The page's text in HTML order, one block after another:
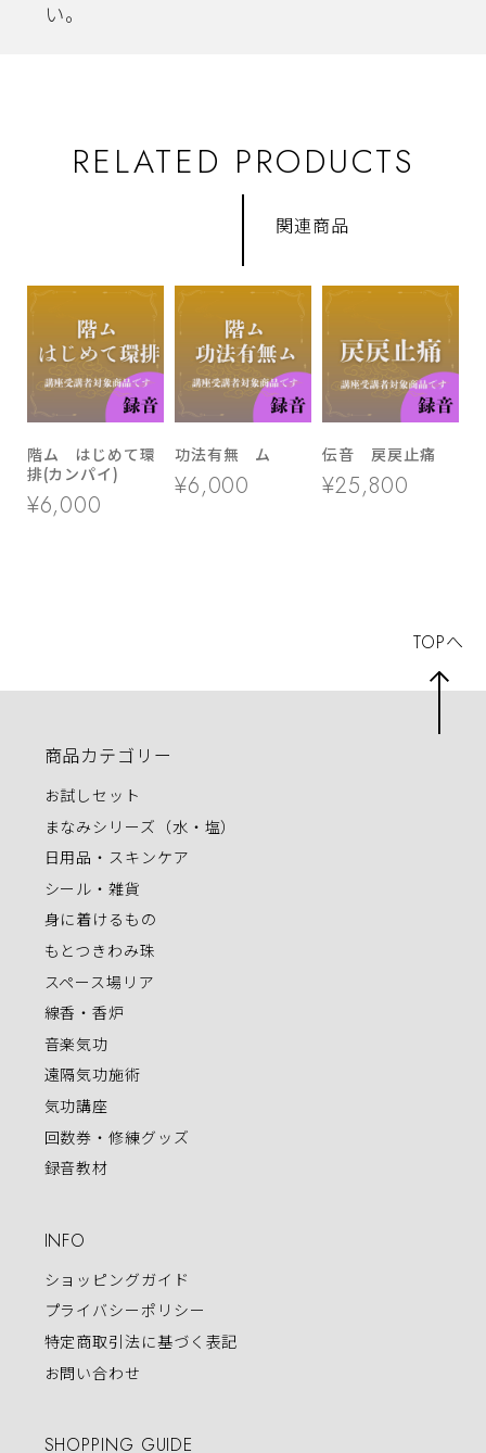
い。
RELATED PRODUCTS
関連商品
階ム はじめて環
排(カンパイ)
¥6,000
功法有無 ム
¥6,000
伝音 戻戻止痛
¥25,800
商品カテゴリー
お試しセット
まなみシリーズ（水・塩）
日用品・スキンケア
シール・雑貨
身に着けるもの
もとつきわみ珠
スペース場リア
線香・香炉
音楽気功
遠隔気功施術
気功講座
回数券・修練グッズ
録音教材
INFO
ショッピングガイド
プライバシーポリシー
特定商取引法に基づく表記
お問い合わせ
SHOPPING GUIDE
TOPへ